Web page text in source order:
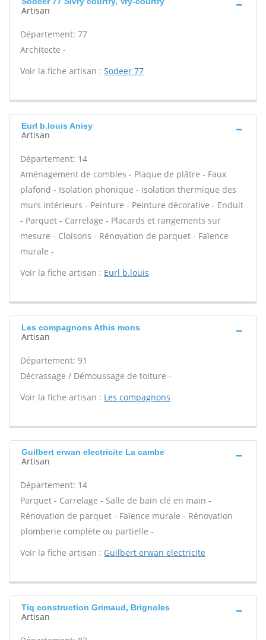
Artisan
Département: 77
Architecte -
Voir la fiche artisan : Sodeer 77
Eurl b.louis Anisy
Artisan
Département: 14
Aménagement de combles - Plaque de plâtre - Faux
plafond - Isolation phonique - Isolation thermique des
murs intérieurs - Peinture - Peinture décorative - Enduit
- Parquet - Carrelage - Placards et rangements sur
mesure - Cloisons - Rénovation de parquet - Faïence
murale -
Voir la fiche artisan : Eurl b.louis
Les compagnons Athis mons
Artisan
Département: 91
Décrassage / Démoussage de toiture -
Voir la fiche artisan : Les compagnons
Guilbert erwan electricite La cambe
Artisan
Département: 14
Parquet - Carrelage - Salle de bain clé en main -
Rénovation de parquet - Faïence murale - Rénovation
plomberie complète ou partielle -
Voir la fiche artisan : Guilbert erwan electricite
Tiq construction Grimaud, Brignoles
Artisan